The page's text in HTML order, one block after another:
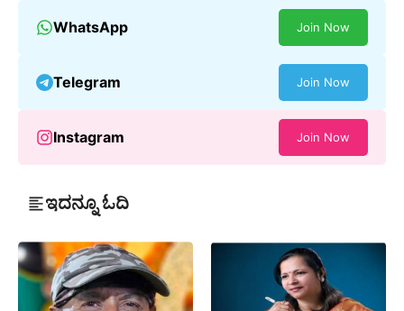
WhatsApp Join Now
Telegram Join Now
Instagram Join Now
ಇದನ್ನೂ ಓದಿ